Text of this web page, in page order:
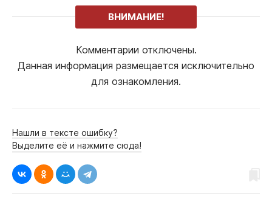
ВНИМАНИЕ!
Комментарии отключены.
Данная информация размещается исключительно
для ознакомления.
Нашли в тексте ошибку?
Выделите её и нажмите сюда!